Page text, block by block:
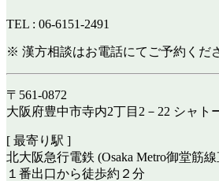
TEL : 06-6151-2491
※ 漢方相談はお電話にてご予約くだ
〒561-0872
大阪府豊中市寺内2丁目2－22 シャト
[ 最寄り駅 ]
北大阪急行電鉄 (Osaka Metro御堂筋
１番出口から徒歩約２分